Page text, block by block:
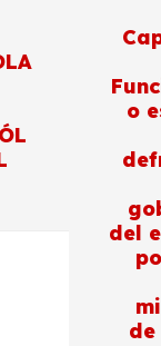
o
del
de